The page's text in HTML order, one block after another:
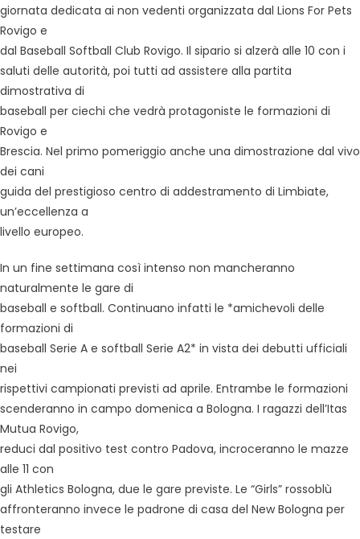
giornata dedicata ai non vedenti organizzata dal Lions For Pets
Rovigo e
dal Baseball Softball Club Rovigo. Il sipario si alzerà alle 10 con i
saluti delle autorità, poi tutti ad assistere alla partita
dimostrativa di
baseball per ciechi che vedrà protagoniste le formazioni di
Rovigo e
Brescia. Nel primo pomeriggio anche una dimostrazione dal vivo
dei cani
guida del prestigioso centro di addestramento di Limbiate,
un’eccellenza a
livello europeo.
In un fine settimana così intenso non mancheranno
naturalmente le gare di
baseball e softball. Continuano infatti le *amichevoli delle
formazioni di
baseball Serie A e softball Serie A2* in vista dei debutti ufficiali
nei
rispettivi campionati previsti ad aprile. Entrambe le formazioni
scenderanno in campo domenica a Bologna. I ragazzi dell’Itas
Mutua Rovigo,
reduci dal positivo test contro Padova, incroceranno le mazze
alle 11 con
gli Athletics Bologna, due le gare previste. Le “Girls” rossoblù
affronteranno invece le padrone di casa del New Bologna per
testare